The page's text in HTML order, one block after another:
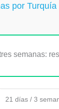
por Turquía
semanas:
21 días / 3